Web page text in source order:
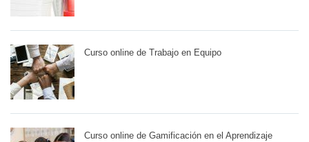
Curso online de Trabajo en Equipo
Curso online de Gamificación en el Aprendizaje